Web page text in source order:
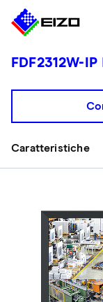
FDF2312W-IP
Caratteristiche